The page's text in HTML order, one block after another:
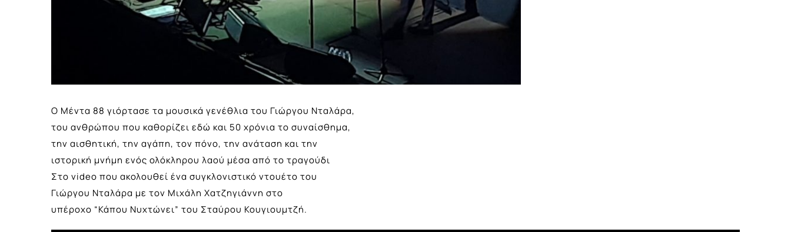
Ο Μέντα 88 γιόρτασε τα μουσικά γενέθλια του Γιώργου Νταλάρα,
του ανθρώπου που καθορίζει εδώ και 50 χρόνια το συναίσθημα,
την αισθητική, την αγάπη, τον πόνο, την ανάταση και την
ιστορική μνήμη ενός ολόκληρου λαού μέσα από το τραγούδι
Στο video που ακολουθεί ένα συγκλονιστικό ντουέτο του
Γιώργου Νταλάρα με τον Μιχάλη Χατζηγιάννη στο
υπέροχο “Κάπου Νυχτώνει” του Σταύρου Κουγιουμτζή.